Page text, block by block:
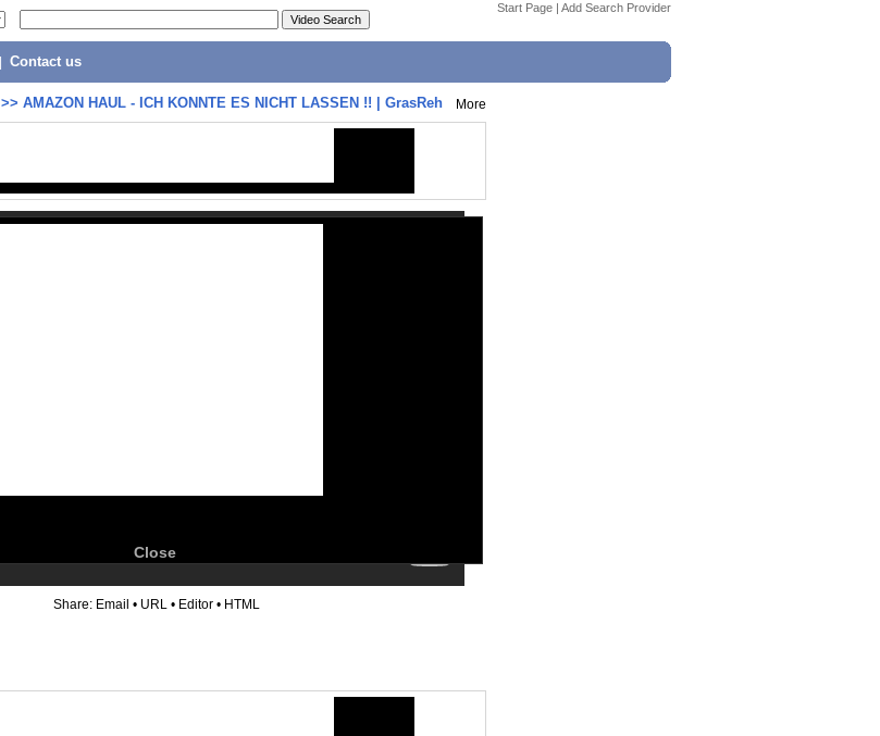
Start Page | Add Search Provider
Contact us
>> AMAZON HAUL - ICH KONNTE ES NICHT LASSEN !! | GrasReh More
Close
Share: Email • URL • Editor • HTML